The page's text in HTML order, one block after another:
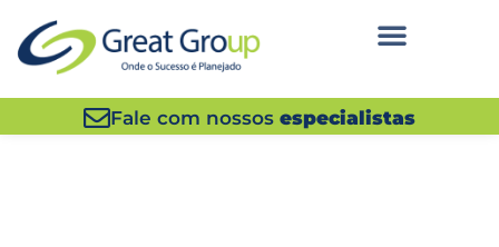
Fale com nossos especialistas